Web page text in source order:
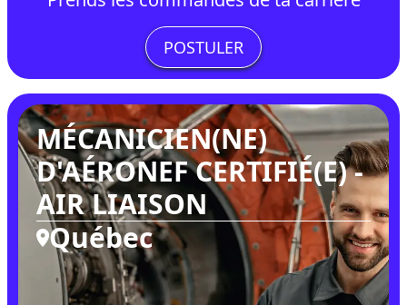
POSTULER
MÉCANICIEN(NE)
D'AÉRONEF CERTIFIÉ(E) -
AIR LIAISON
Québec